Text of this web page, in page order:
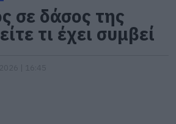
σε δάσος της
τι έχει συμβεί